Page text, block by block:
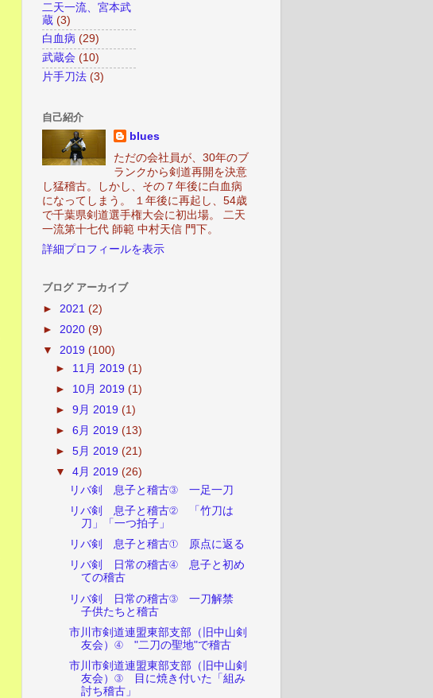
二天一流、宮本武
蔵 (3)
白血病 (29)
武蔵会 (10)
片手刀法 (3)
自己紹介
blues
ただの会社員が、30年のブ
ランクから剣道再開を決意
し猛稽古。しかし、その７年後に白血病
になってしまう。 １年後に再起し、54歳
で千葉県剣道選手権大会に初出場。 二天
一流第十七代 師範 中村天信 門下。
詳細プロフィールを表示
ブログ アーカイブ
► 2021 (2)
► 2020 (9)
▼ 2019 (100)
► 11月 2019(1)
► 10月 2019(1)
►9月 2019(1)
►6月 2019(13)
►5月 2019(21)
▼4月 2019(26)
リバ剣 息子と稽古③ 一足一刀
リバ剣 息子と稽古② 「竹刀は
刀」「一つ拍子」
リバ剣 息子と稽古① 原点に返る
リバ剣 日常の稽古④ 息子と初め
ての稽古
リバ剣 日常の稽古③ 一刀解禁
子供たちと稽古
市川市剣道連盟東部支部（旧中山剣
友会）④ "二刀の聖地"で稽古
市川市剣道連盟東部支部（旧中山剣
友会）③ 目に焼き付いた「組み
討ち稽古」